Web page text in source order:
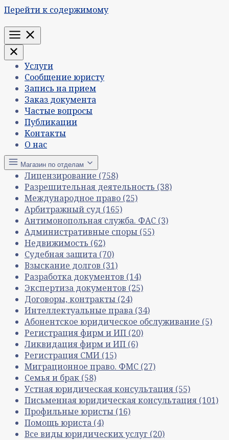
Перейти к содержимому
Меню
Услуги
Сообщение юристу
Запись на прием
Заказ документа
Частые вопросы
Публикации
Контакты
О нас
Магазин по отделам
Лицензирование (758)
Разрешительная деятельность (38)
Международное право (25)
Арбитражный суд (165)
Антимонопольная служба. ФАС (3)
Административные споры (55)
Недвижимость (62)
Судебная защита (70)
Взыскание долгов (31)
Разработка документов (14)
Экспертиза документов (25)
Договоры, контракты (24)
Интеллектуальные права (34)
Абонентское юридическое обслуживание (5)
Регистрация фирм и ИП (20)
Ликвидация фирм и ИП (6)
Регистрация СМИ (15)
Миграционное право. ФМС (27)
Семья и брак (58)
Устная юридическая консультация (55)
Письменная юридическая консультация (101)
Профильные юристы (16)
Помощь юриста (4)
Все виды юридических услуг (20)